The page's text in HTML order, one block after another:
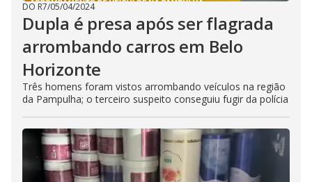
DO R7/05/04/2024
Dupla é presa após ser flagrada
arrombando carros em Belo
Horizonte
Três homens foram vistos arrombando veículos na região
da Pampulha; o terceiro suspeito conseguiu fugir da polícia